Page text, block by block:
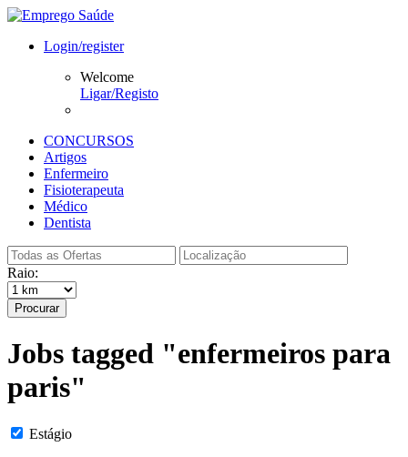
Login/register
Welcome
Ligar/Registo
CONCURSOS
Artigos
Enfermeiro
Fisioterapeuta
Médico
Dentista
Raio:
Procurar
Jobs tagged "enfermeiros para
paris"
Estágio